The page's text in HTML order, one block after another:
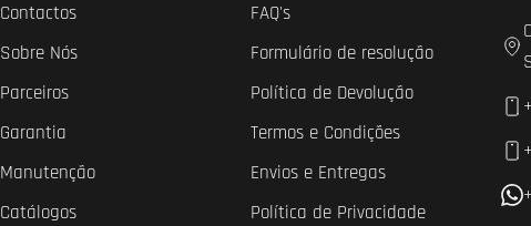
Contactos
Sobre Nós
Parceiros
Garantia
Manutenção
Catálogos
FAQ's
Formulário de resolução
Política de Devolução
Termos e Condições
Envios e Entregas
Política de Privacidade